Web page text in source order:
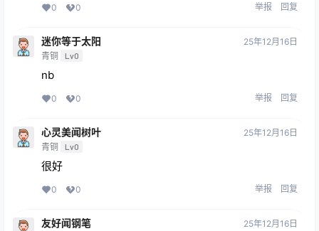
0 0 举报 回复
迷你等于太阳
青铜 Lv0
25年12月16日
nb
0 0 举报 回复
心灵美闻树叶
青铜 Lv0
25年12月16日
很好
0 0 举报 回复
友好闻钢笔 25年12月16日